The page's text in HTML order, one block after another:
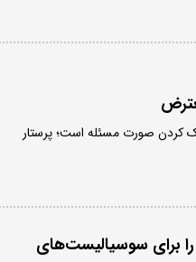
کردن صورت مسئله است؛ پرستار
برای سوسیالیست‌های